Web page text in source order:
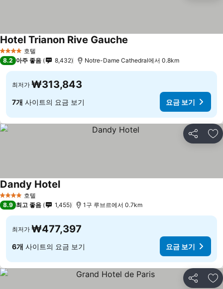
4 성급 호텔
Hotel Trianon Rive Gauche
8.2 아주 좋음 8,432 Notre-Dame Cathedral에서 0.8km
최저가 ₩313,843
7개 사이트의 요금 보기 요금 보기
공유 즐
4 성급 호텔
Dandy Hotel
8.9 최고 좋음 1,455 1구 루브르에서 0.7km
최저가 ₩477,397
6개 사이트의 요금 보기 요금 보기
공유 즐